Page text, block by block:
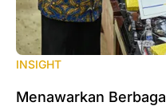
INSIGHT
Menawarkan